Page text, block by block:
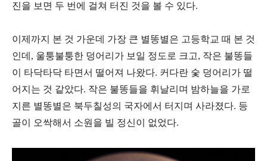
진을 보면 두 번에 걸쳐 터진 것을 볼 수 있다.
이제까지 본 것 가운데 가장 큰 별똥별은 고등학교 때 본 것
인데, 울퉁불퉁한 덩어리가 보일 정도로 크고, 작은 불똥들
이 타닥타닥 타면서 떨어져 나왔다. 커다란 숯 덩어리가 떨
어지는 것 같았다. 작은 불똥들을 휘날리며 밤하늘을 가로
지른 별똥별은 북두칠성의 국자에서 터지며 사라졌다. 등
골이 오싹해서 소원을 빌 정신이 없었다.